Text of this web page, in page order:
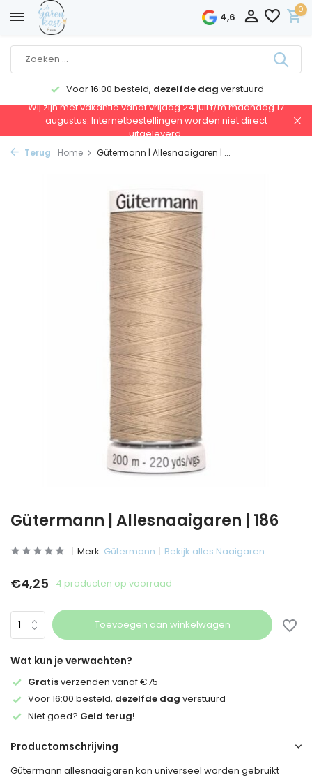
4,6
0
Voor 16:00 besteld, dezelfde dag verstuurd
Wij zijn met vakantie vanaf vrijdag 24 juli t/m maandag 17
augustus. Internetbestellingen worden niet direct
uitgeleverd.
Terug Home Gütermann | Allesnaaigaren | ...
Gütermann | Allesnaaigaren | 186
Merk: Gütermann Bekijk alles Naaigaren
€4,25 4 producten op voorraad
Toevoegen aan winkelwagen
Wat kun je verwachten?
Gratisverzenden vanaf €75
Voor 16:00 besteld, dezelfde dag verstuurd
Niet goed? Geld terug!
Productomschrijving
Gütermann allesnaaigaren kan universeel worden gebruikt